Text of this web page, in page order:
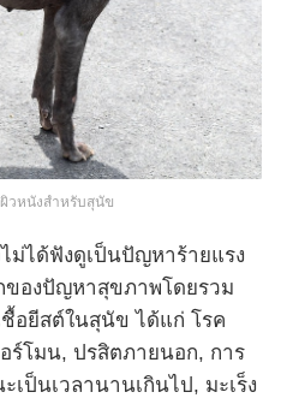
วหนังสำหรับสุนัข
ม่ได้ฟังดูเป็นปัญหาร้ายแรง
องปัญหาสุขภาพโดยรวม
อยีสต์ในสุนัข ได้แก่ โรค
ร์โมน, ปรสิตภายนอก, การ
ป็นเวลานานเกินไป, มะเร็ง